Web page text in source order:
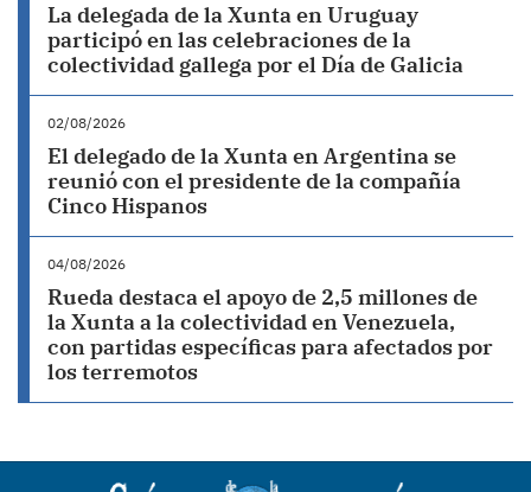
La delegada de la Xunta en Uruguay
participó en las celebraciones de la
colectividad gallega por el Día de Galicia
02/08/2026
El delegado de la Xunta en Argentina se
reunió con el presidente de la compañía
Cinco Hispanos
04/08/2026
Rueda destaca el apoyo de 2,5 millones de
la Xunta a la colectividad en Venezuela,
con partidas específicas para afectados por
los terremotos